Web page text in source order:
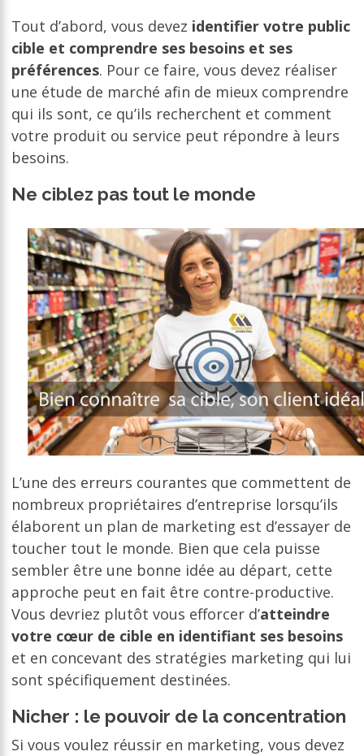
Tout d’abord, vous devez identifier votre public
cible et comprendre ses besoins et ses
préférences. Pour ce faire, vous devez réaliser
une étude de marché afin de mieux comprendre
qui ils sont, ce qu’ils recherchent et comment
votre produit ou service peut répondre à leurs
besoins.
Ne ciblez pas tout le monde
L’une des erreurs courantes que commettent de
nombreux propriétaires d’entreprise lorsqu’ils
élaborent un plan de marketing est d’essayer de
toucher tout le monde. Bien que cela puisse
sembler être une bonne idée au départ, cette
approche peut en fait être contre-productive.
Vous devriez plutôt vous efforcer d’atteindre
votre cœur de cible en identifiant ses besoins
et en concevant des stratégies marketing qui lui
sont spécifiquement destinées.
Nicher : le pouvoir de la concentration
Si vous voulez réussir en marketing, vous devez